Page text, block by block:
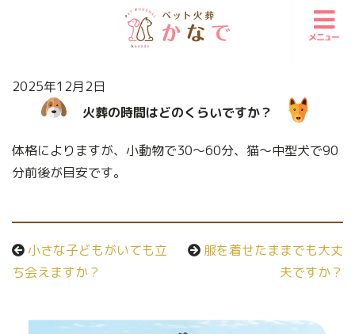
メニュー
2025年12月2日
火葬の時間はどのくらいですか？
体格によりますが、小動物で30〜60分、猫〜中型犬で90
分前後が目安です。
小さな子どもがいても立
ち会えますか？
服を着せたままでも大丈
夫ですか？